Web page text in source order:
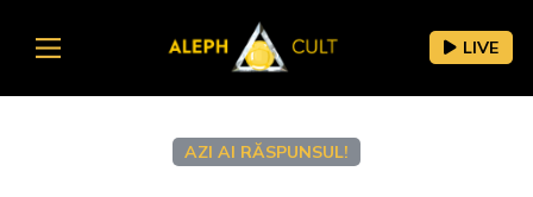
LIVE
AZI AI RĂSPUNSUL!